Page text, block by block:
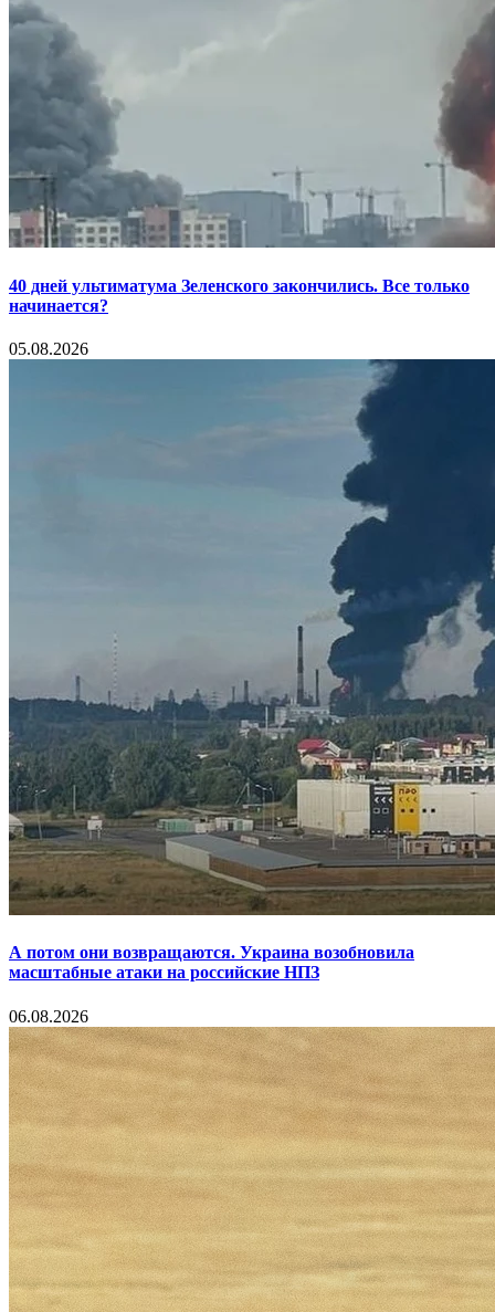
40 дней ультиматума Зеленского закончились. Все только
начинается?
05.08.2026
А потом они возвращаются. Украина возобновила
масштабные атаки на российские НПЗ
06.08.2026